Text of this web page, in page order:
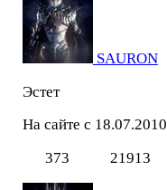
SAURON
Эстет
На сайте с 18.07.2010
373
21913